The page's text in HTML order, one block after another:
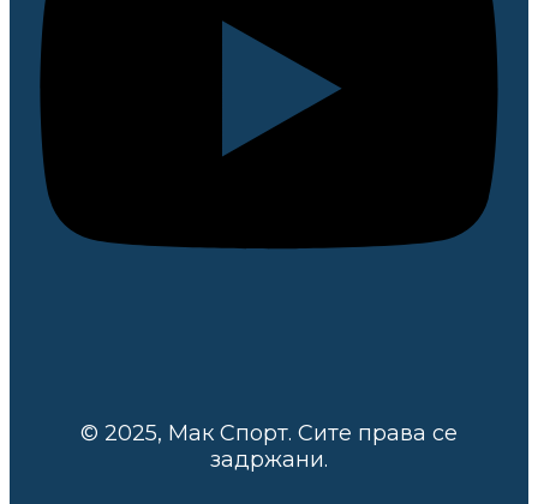
© 2025, Мак Спорт. Сите права се
задржани.